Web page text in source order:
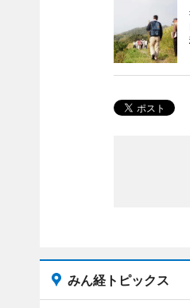
みん経トピックス